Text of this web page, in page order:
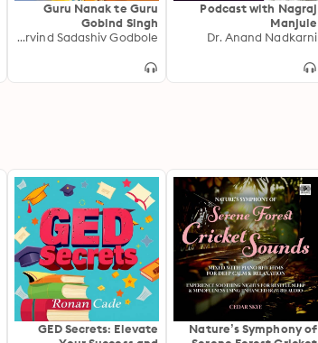
Podcast with Nagraj
Manjule
Dr. Anand Nadkarni
Guru Nanak te Guru
Gobind Singh
Dr Arvind Sadashiv Godbole
Nature’s Symphony of
GED Secrets: Elevate